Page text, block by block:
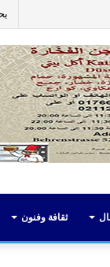
إضافة
عمود
جانبي
ثقافة وفنون